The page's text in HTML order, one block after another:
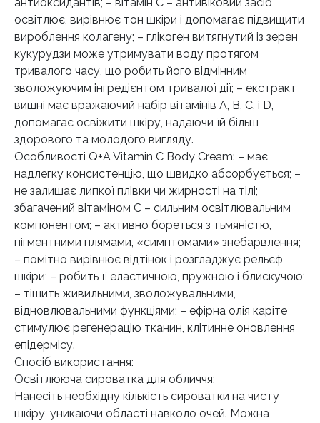
освітлює, вирівнює тон шкіри і допомагає підвищити
вироблення колагену; – глікоген витягнутий із зерен
кукурудзи може утримувати воду протягом
тривалого часу, що робить його відмінним
зволожуючим інгредієнтом тривалої дії; – екстракт
вишні має вражаючий набір вітамінів A, B, C, і D,
допомагає освіжити шкіру, надаючи їй більш
здорового та молодого вигляду.
Особливості Q+A Vitamin C Body Cream: – має
надлегку консистенцію, що швидко абсорбується; –
не залишає липкої плівки чи жирності на тілі;
збагачений вітаміном С – сильним освітлювальним
компонентом; – активно бореться з тьмяністю,
пігментними плямами, «симптомами» знебарвлення;
– помітно вирівнює відтінок і розгладжує рельєф
шкіри; – робить її еластичною, пружною і блискучою;
– тішить живильними, зволожувальними,
відновлювальними функціями; – ефірна олія каріте
стимулює регенерацію тканин, клітинне оновлення
епідермісу.
Спосіб використання:
Освітлююча сироватка для обличчя:
Нанесіть необхідну кількість сироватки на чисту
шкіру, уникаючи області навколо очей. Можна